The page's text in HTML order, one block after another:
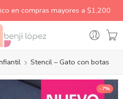
en compras mayores a $1,200
Stencil – Gato con botas
-7%